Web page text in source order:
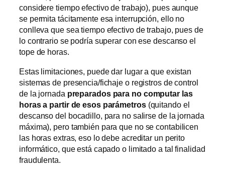
considere tiempo efectivo de trabajo), pues aunque
se permita tácitamente esa interrupción, ello no
conlleva que sea tiempo efectivo de trabajo, pues de
lo contrario se podría superar con ese descanso el
tope de horas.
Estas limitaciones, puede dar lugar a que existan
sistemas de presencia/fichaje o registros de control
de la jornada preparados para no computar las
horas a partir de esos parámetros(quitando el
descanso del bocadillo, para no salirse de la jornada
máxima), pero también para que no se contabilicen
las horas extras, eso lo debe acreditar un perito
informático, que está capado o limitado a tal finalidad
fraudulenta.